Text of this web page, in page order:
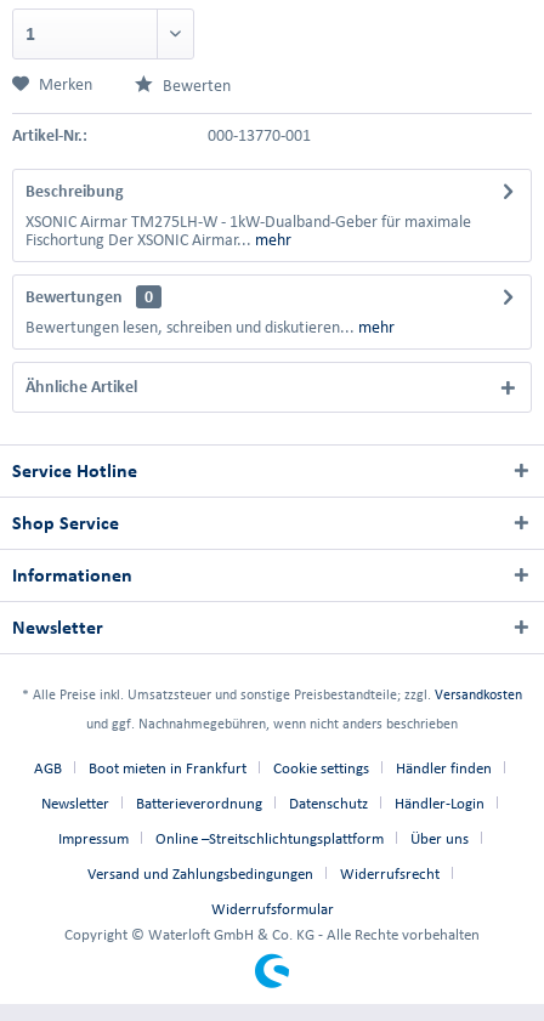
Merken Bewerten
Artikel-Nr.: 000-13770-001
Beschreibung
XSONIC Airmar TM275LH-W - 1kW-Dualband-Geber für maximale
Fischortung Der XSONIC Airmar... mehr
Bewertungen
0
Bewertungen lesen, schreiben und diskutieren... mehr
Ähnliche Artikel
Service Hotline
Shop Service
Informationen
Newsletter
* Alle Preise inkl. Umsatzsteuer und sonstige Preisbestandteile; zzgl. Versandkosten
und ggf. Nachnahmegebühren, wenn nicht anders beschrieben
AGB Boot mieten in Frankfurt Cookie settings Händler finden
Newsletter Batterieverordnung Datenschutz Händler-Login
Impressum Online –Streitschlichtungsplattform Über uns
Versand und Zahlungsbedingungen Widerrufsrecht
Widerrufsformular
Copyright © Waterloft GmbH & Co. KG - Alle Rechte vorbehalten